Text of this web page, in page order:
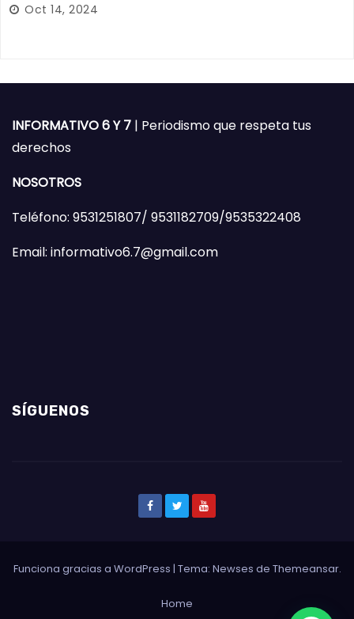
Oct 14, 2024
INFORMATIVO 6 Y 7 | Periodismo que respeta tus
derechos
NOSOTROS
Teléfono: 9531251807/ 9531182709/9535322408
Email: informativo6.7@gmail.com
SÍGUENOS
Funciona gracias a WordPress | Tema: Newses de Themeansar.
Home